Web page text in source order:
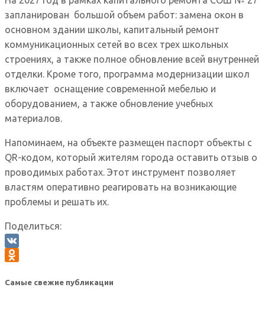
запланирован большой объем работ: замена окон в
основном здании школы, капитальный ремонт
коммуникационных сетей во всех трех школьных
строениях, а также полное обновление всей внутренней
отделки. Кроме того, программа модернизации школ
включает оснащение современной мебелью и
оборудованием, а также обновление учебных
материалов.
Напоминаем, на объекте размещен паспорт объекты с
QR-кодом, который жителям города оставить отзыв о
проводимых работах. Этот инструмент позволяет
властям оперативно реагировать на возникающие
проблемы и решать их.
Поделиться:
VK
Самые свежие публикации